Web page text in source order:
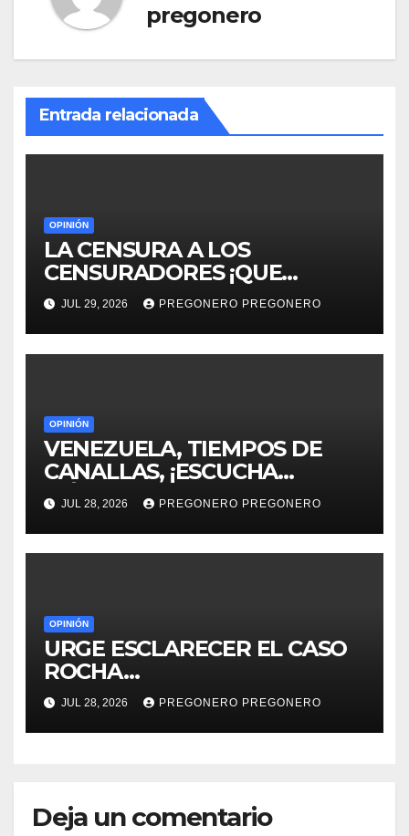
pregonero
Entrada relacionada
OPINIÓN
LA CENSURA A LOS
CENSURADORES ¡QUE
HORROR!
JUL 29, 2026 PREGONERO PREGONERO
OPINIÓN
VENEZUELA, TIEMPOS DE
CANALLAS, ¡ESCUCHA
MÉXICO!!
JUL 28, 2026 PREGONERO PREGONERO
OPINIÓN
URGE ESCLARECER EL CASO
ROCHA…
JUL 28, 2026 PREGONERO PREGONERO
Deja un comentario